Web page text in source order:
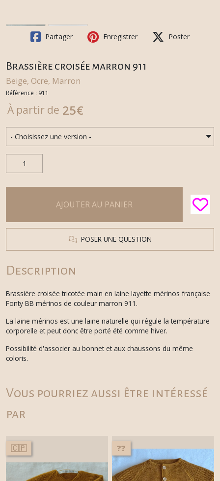
Partager Enregistrer Poster
Brassière croisée marron 911
Beige, Ocre, Marron
Référence : 911
À partir de 25€
AJOUTER AU PANIER
POSER UNE QUESTION
Description
Brassière croisée tricotée main en laine layette mérinos française
Fonty BB mérinos de couleur marron 911.
La laine mérinos est une laine naturelle qui régule la température
corporelle et peut donc être porté été comme hiver.
Possibilité d'associer au bonnet et aux chaussons du même
coloris.
Vous pourriez aussi être intéressé
par
🇨🇵 ??